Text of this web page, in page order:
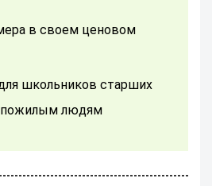
пожилым людям